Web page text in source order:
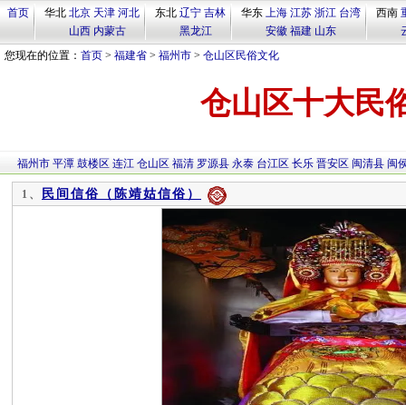
首页 华北 北京 天津 河北
山西 内蒙古
东北 辽宁 吉林
黑龙江
华东 上海 江苏 浙江 台湾
安徽 福建 山东
西南
您现在的位置： 首页 > 福建省 > 福州市 > 仓山区民俗文化
仓山区十大民
福州市 平潭 鼓楼区 连江 仓山区 福清 罗源县 永泰 台江区 长乐 晋安区 闽清县 闽
1、 民间信俗（陈靖姑信俗）